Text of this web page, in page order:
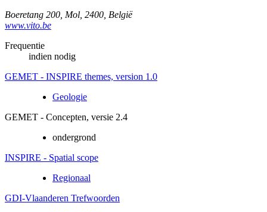
Boeretang 200 Mol 2400 België
www.vito.be
Frequentie
indien nodig
GEMET - INSPIRE themes, version 1.0
Geologie
GEMET - Concepten, versie 2.4
ondergrond
INSPIRE - Spatial scope
Regionaal
GDI-Vlaanderen Trefwoorden